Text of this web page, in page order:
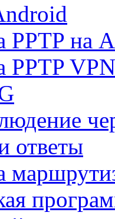
PPTP на
PPTP
ответы